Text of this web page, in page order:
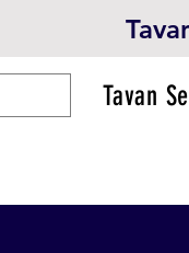
Tavan